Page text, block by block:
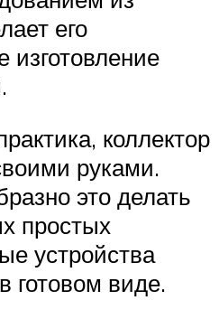
его
изготовление
коллектор
руками.
это делать
простых
устройства
готовом виде.